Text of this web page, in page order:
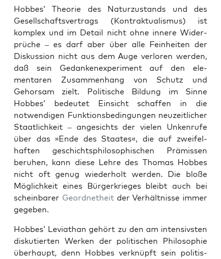
Hobbes’ The­o­rie des Naturzu­s­tands und des
Gesellschaftsver­trags (Kon­trak­tu­al­is­mus) ist
kom­plex und im Detail nicht ohne innere Wider­
prüche – es darf aber über alle Fein­heit­en der
Diskus­sion nicht aus dem Auge ver­loren wer­den,
daß sein Gedanken­ex­per­i­ment auf den ele­
mentaren Zusam­men­hang von Schutz und
Gehor­sam zielt. Poli­tis­che Bil­dung im Sinne
Hobbes’ bedeutet Ein­sicht schaf­fen in die
notwendi­gen Funk­tions­be­din­gun­gen neuzeitlich­er
Staatlichkeit – angesichts der vie­len Unken­rufe
über das »Ende des Staates«, die auf zweifel­
haften geschicht­sphilosophis­chen Prämis­sen
beruhen, kann diese Lehre des Thomas Hobbes
nicht oft genug wieder­holt wer­den. Die bloße
Möglichkeit eines Bürg­erkrieges bleibt auch bei
schein­bar­er Geord­netheitder Ver­hält­nisse immer
gegeben.
Hobbes’ Leviathan gehört zu den am inten­sivsten
disku­tierten Werken der poli­tis­chen Philoso­phie
über­haupt, denn Hobbes verknüpft sein poli­tis­